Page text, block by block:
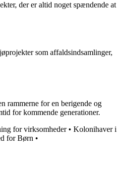
der er altid noget spændende at
som affaldsindsamlinger,
rammerne for en berigende og
for kommende generationer.
for virksomheder• Kolonihaver i
for Børn •